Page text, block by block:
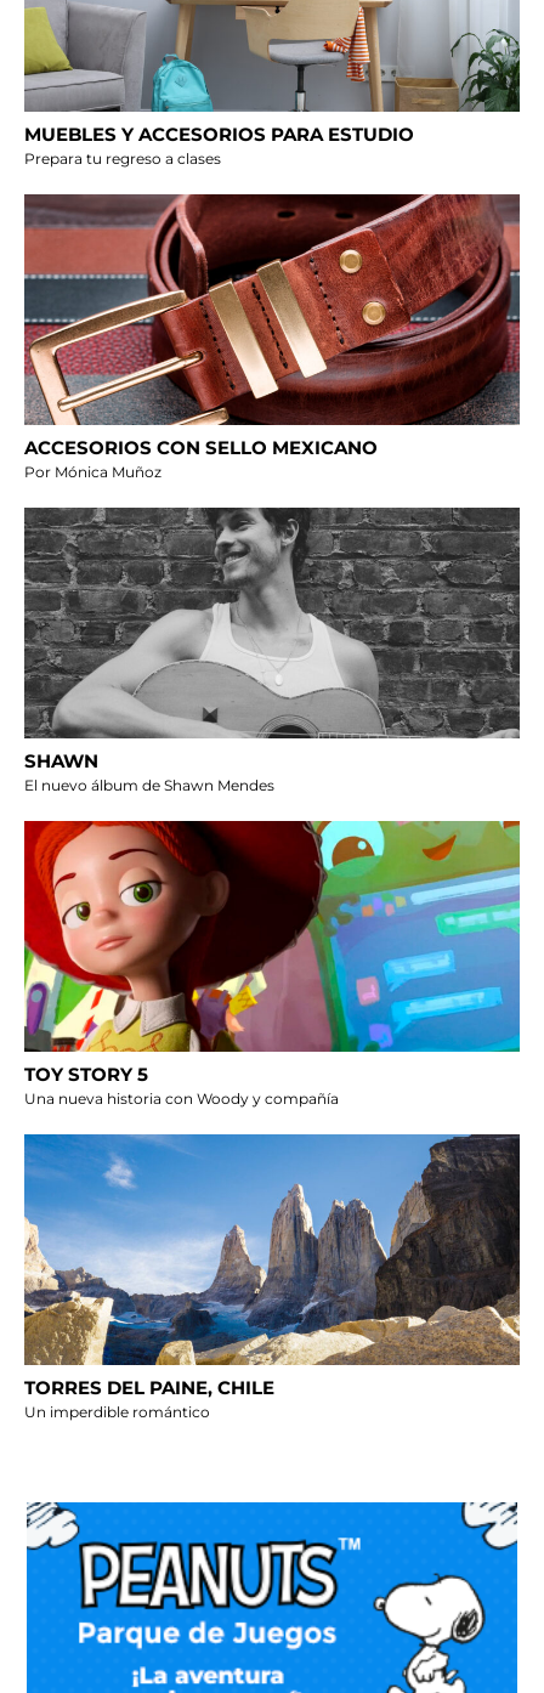
MUEBLES Y ACCESORIOS PARA ESTUDIO
Prepara tu regreso a clases
ACCESORIOS CON SELLO MEXICANO
Por Mónica Muñoz
SHAWN
El nuevo álbum de Shawn Mendes
TOY STORY 5
Una nueva historia con Woody y compañía
TORRES DEL PAINE, CHILE
Un imperdible romántico